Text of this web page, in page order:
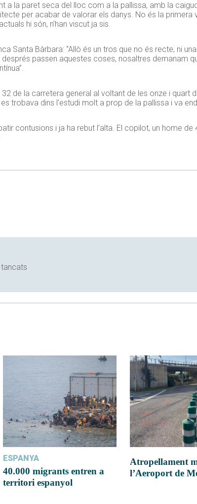
a la paret seca del lloc com a la pallissa, amb la
per acabar de valorar els danys. No és la
hi són, n’han viscut ja sis.
Santa Bàrbara: “Allò és un tros que no és recte, ni
després passen aquestes coses, nosaltres demanam
de la carretera general al voltant de les onze i quart
trobava dins l’estudi molt a prop de la pallissa i va
contusions i ja ha rebut l’alta. El copilot, un home de
ESPANYA
40.000 migrants entren a
territori espanyol
Atropellament
l’Aeroport de